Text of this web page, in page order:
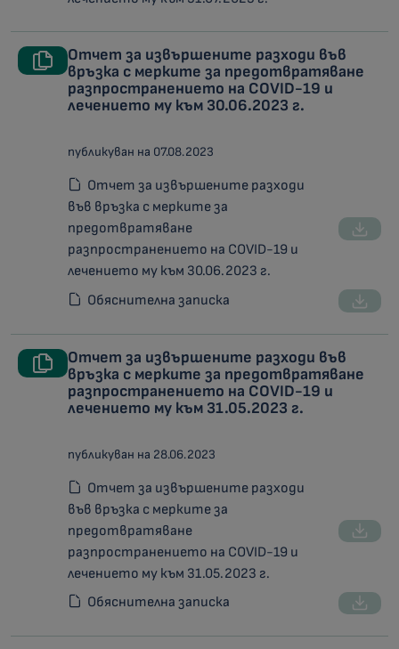
Отчет за извършените разходи във
връзка с мерките за предотвратяване
разпространението на COVID-19 и
лечението му към 30.06.2023 г.
публикуван на 07.08.2023
Отчет за извършените разходи
във връзка с мерките за
предотвратяване
разпространението на COVID-19 и
лечението му към 30.06.2023 г.
Обяснителна записка
Отчет за извършените разходи във
връзка с мерките за предотвратяване
разпространението на COVID-19 и
лечението му към 31.05.2023 г.
публикуван на 28.06.2023
Отчет за извършените разходи
във връзка с мерките за
предотвратяване
разпространението на COVID-19 и
лечението му към 31.05.2023 г.
Обяснителна записка